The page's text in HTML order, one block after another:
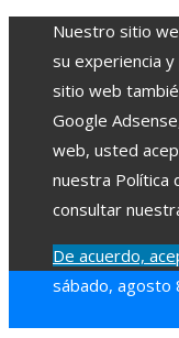
Nuestro sitio
su experiencia
sitio web
Google
web, usted
nuestra Política
consultar
De acuerdo,
sábado, agosto